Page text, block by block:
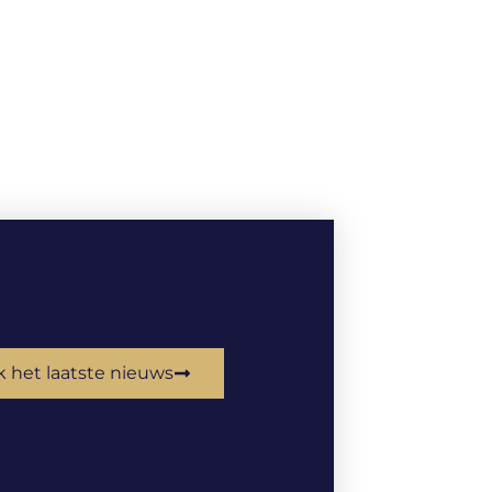
het laatste nieuws